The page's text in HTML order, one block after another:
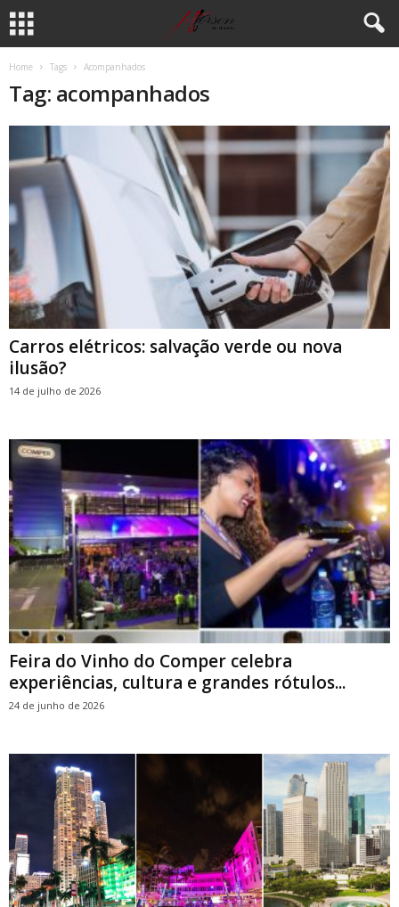
Home Tags Acompanhados
Tag: acompanhados
Carros elétricos: salvação verde ou nova
ilusão?
14 de julho de 2026
Feira do Vinho do Comper celebra
experiências, cultura e grandes rótulos...
24 de junho de 2026